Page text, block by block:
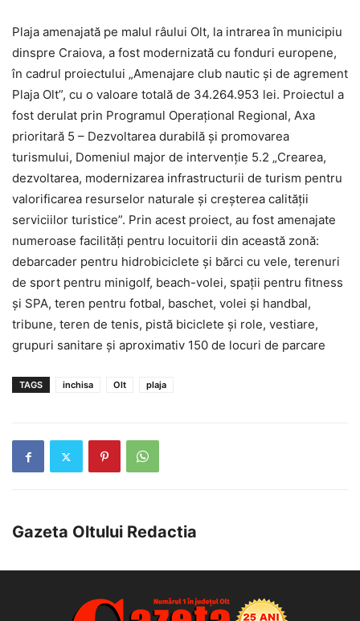
Plaja amenajată pe malul râului Olt, la intrarea în municipiu
dinspre Craiova, a fost modernizată cu fonduri europene,
în cadrul proiectului „Amenajare club nautic şi de agrement
Plaja Olt”, cu o valoare totală de 34.264.953 lei. Proiectul a
fost derulat prin Programul Operaţional Regional, Axa
prioritară 5 – Dezvoltarea durabilă şi promovarea
turismului, Domeniul major de intervenţie 5.2 „Crearea,
dezvoltarea, modernizarea infrastructurii de turism pentru
valorificarea resurselor naturale şi creşterea calităţii
serviciilor turistice”. Prin acest proiect, au fost amenajate
numeroase facilități pentru locuitorii din această zonă:
debarcader pentru hidrobiciclete şi bărci cu vele, terenuri
de sport pentru minigolf, beach-volei, spaţii pentru fitness
şi SPA, teren pentru fotbal, baschet, volei și handbal,
tribune, teren de tenis, pistă biciclete şi role, vestiare,
grupuri sanitare și aproximativ 150 de locuri de parcare
TAGS inchisa Olt plaja
Gazeta Oltului Redactia